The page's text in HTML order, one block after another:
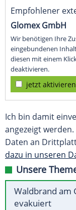
Empfohlener
Glomex GmbH
Wir benötigen Ihre
eingebundenen
diesen mit einem
deaktivieren.
jetzt aktivieren
Ich bin damit
angezeigt
Daten an
dazu in unseren
Unsere
Waldbrand am
evakuiert